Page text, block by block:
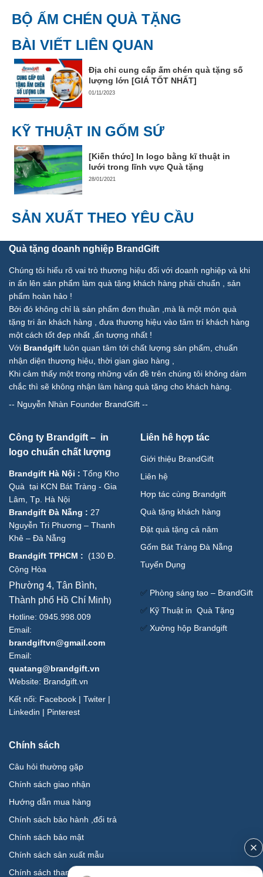
BỘ ẤM CHÉN QUÀ TẶNG
BÀI VIẾT LIÊN QUAN
Địa chỉ cung cấp ấm chén quà tặng số
lượng lớn [GIÁ TỐT NHẤT]
01/11/2023
KỸ THUẬT IN GỐM SỨ
[Kiến thức] In logo bằng kĩ thuật in
lưới trong lĩnh vực Quà tặng
28/01/2021
SẢN XUẤT THEO YÊU CẦU
Quà tặng doanh nghiệp BrandGift
Chúng tôi hiểu rõ vai trò thương hiệu đối với doanh nghiệp và khi
in ấn lên sản phẩm làm quà tặng khách hàng phải chuẩn , sản
phẩm hoàn hảo !
Bởi đó không chỉ là sản phẩm đơn thuần ,mà là một món quà
tặng tri ân khách hàng , đưa thương hiệu vào tâm trí khách hàng
một cách tốt đẹp nhất ,ấn tượng nhất !
Với Brandgift luôn quan tâm tới chất lượng sản phẩm, chuẩn
nhận diện thương hiệu, thời gian giao hàng ,
Khi cảm thấy một trong những vấn đề trên chúng tôi không dám
chắc thì sẽ không nhận làm hàng quà tặng cho khách hàng.
-- Nguyễn Nhàn Founder BrandGift --
Công ty Brandgift – in
logo chuẩn chất lượng
Brandgift Hà Nội : Tổng Kho
Quà tại KCN Bát Tràng - Gia
Lâm, Tp. Hà Nội
Brandgift Đà Nẵng : 27
Nguyễn Tri Phương – Thanh
Khê – Đà Nẵng
Brandgift TPHCM : (130 Đ.
Cộng Hòa
Phường 4, Tân Bình,
Thành phố Hồ Chí Minh)
Hotline: 0945.998.009
Email:
brandgiftvn@gmail.com
Email:
quatang@brandgift.vn
Website: Brandgift.vn
Kết nối: Facebook | Twiter |
Linkedin | Pinterest
Liên hê hợp tác
Giới thiệu BrandGift
Liên hệ
Hợp tác cùng Brandgift
Quà tặng khách hàng
Đặt quà tặng cả năm
Gốm Bát Tràng Đà Nẵng
Tuyển Dụng
✅ Phòng sáng tạo – BrandGift
✅ Kỹ Thuật in Quà Tặng
✅ Xưởng hộp Brandgift
Chính sách
Câu hỏi thường gặp
Chính sách giao nhận
Hướng dẫn mua hàng
Chính sách bảo hành ,đổi trả
Chính sách bảo mật
Chính sách sản xuất mẫu
Chính sách thanh toán